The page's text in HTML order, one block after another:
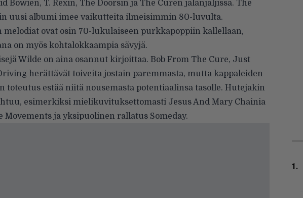
Bowien, T. Rexin, The Doorsin ja The Curen jalanjäljissä. The
uusi albumi imee vaikutteita ilmeisimmin 80-luvulta.
melodiat ovat osin 70-lukulaiseen purkkapoppiin kallellaan,
on myös kohtalokkaampia sävyjä.
Wilde on aina osannut kirjoittaa. Bob From The Cure, Just
herättävät toiveita jostain paremmasta, mutta kappaleiden
toteutus estää niitä nousemasta potentiaalinsa tasolle. Hutejakin
esimerkiksi mielikuvituksettomasti Jesus And Mary Chainia
Movements ja yksipuolinen rallatus Someday.